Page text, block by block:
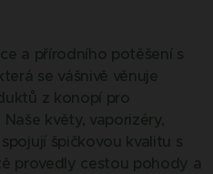
a přírodního potěšení s
se vášnivě věnuje
z konopí pro
květy, vaporizéry,
špičkovou kvalitu s
provedly cestou pohody a